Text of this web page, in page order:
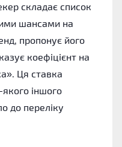
складає список
шансами на
пропонує його
коефіцієнт на
Ця ставка
іншого
до переліку